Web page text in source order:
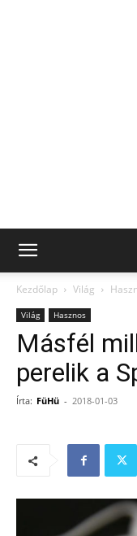
Kezdőlap Világ
Világ Hasznos
Másfél
perelik a
Írta: FüHü - 2018-01-03